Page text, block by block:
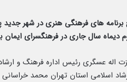
های فرهنگی هنری در شهر جدید
سال جاری در فرهنگسرای ایمان
اله عسگری رئیس اداره فرهنگ و
اسلامی استان تهران محمد خراسانی